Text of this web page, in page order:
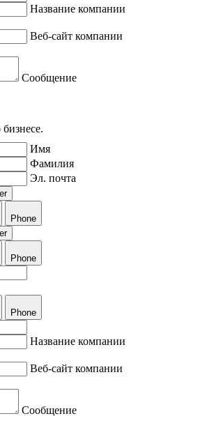
Название компании
Веб-сайт компании
Сообщение
Имя
Фамилия
Эл. почта
Phone
Phone
Phone
Название компании
Веб-сайт компании
Сообщение